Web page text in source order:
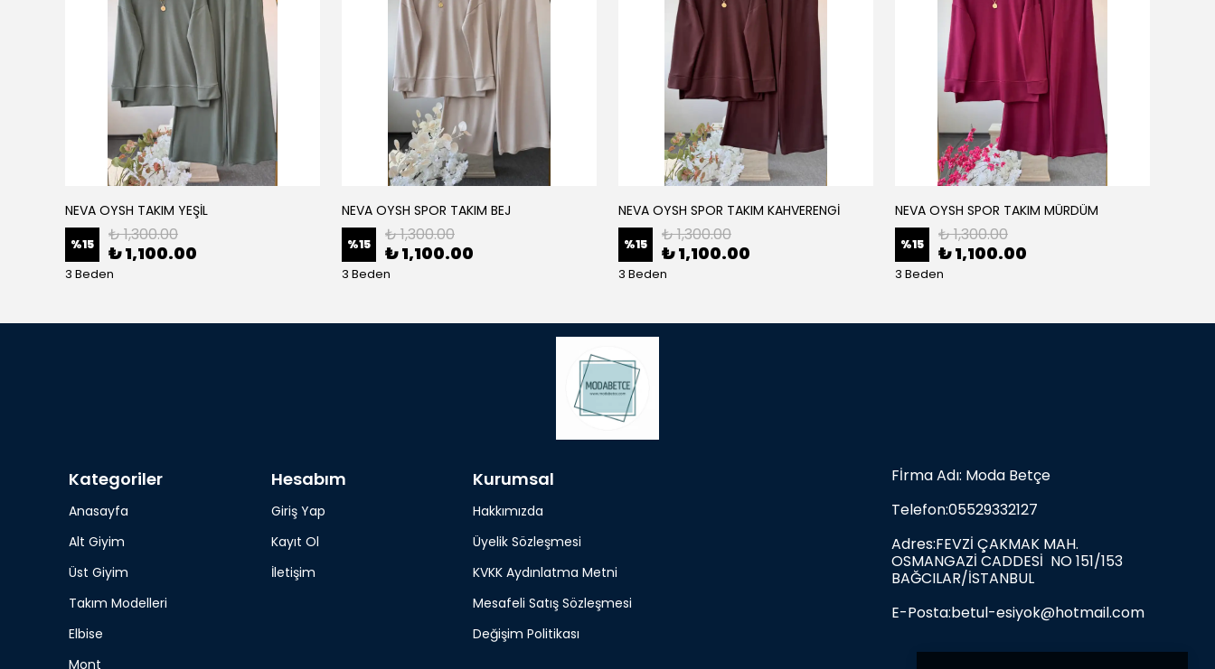
NEVA OYSH TAKIM YEŞİL
%15 ₺ 1,300.00
₺ 1,100.00
3 Beden
NEVA OYSH SPOR TAKIM BEJ
%15 ₺ 1,300.00
₺ 1,100.00
3 Beden
NEVA OYSH SPOR TAKIM KAHVERENGİ
%15 ₺ 1,300.00
₺ 1,100.00
3 Beden
NEVA OYSH SPOR TAKIM MÜRDÜM
%15 ₺ 1,300.00
₺ 1,100.00
3 Beden
Kategoriler
Anasayfa
Alt Giyim
Üst Giyim
Takım Modelleri
Elbise
Mont
Hesabım
Giriş Yap
Kayıt Ol
İletişim
Kurumsal
Hakkımızda
Üyelik Sözleşmesi
KVKK Aydınlatma Metni
Mesafeli Satış Sözleşmesi
Değişim Politikası
Fİrma Adı: Moda Betçe
Telefon:05529332127
Adres:FEVZİ ÇAKMAK MAH.
OSMANGAZİ CADDESİ NO 151/153
BAĞCILAR/İSTANBUL
E-Posta:betul-esiyok@hotmail.com